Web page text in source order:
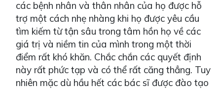
các bệnh nhân và thân nhân của họ được hỗ
trợ một cách nhẹ nhàng khi họ được yêu cầu
tìm kiếm từ tận sâu trong tâm hồn họ về các
giá trị và niềm tin của mình trong một thời
điểm rất khó khăn. Chắc chắn các quyết định
này rất phức tạp và có thể rất căng thẳng. Tuy
nhiên mặc dù hầu hết các bác sĩ được đào tạo